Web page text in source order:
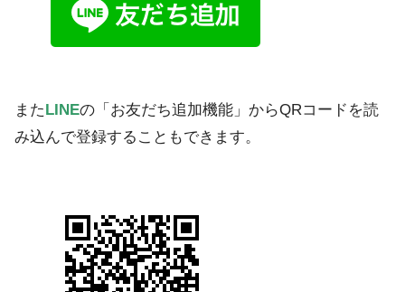
また LINEの「お友だち追加機能」からQRコードを読
み込んで登録することもできます。